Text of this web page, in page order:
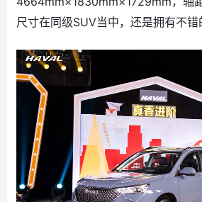
尺寸在同级SUV当中，还是拥有不错